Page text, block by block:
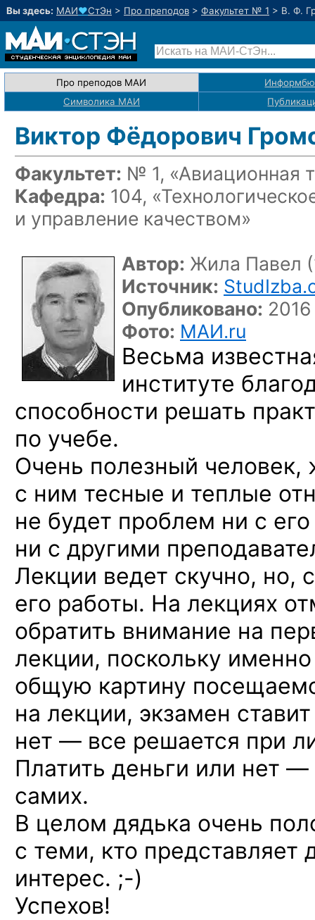
Вы здесь: МАИ♥СтЭн > Про преподов > Факультет № 1 > В. Ф.
Про преподов МАИ
Символика МАИ
Виктор Фёдорович
Факультет: № 1, «Авиационная
Кафедра: 104,
и управление качеством»
Автор: Жила Павел
Источник:
Опубликовано: 2016
Фото: МАИ.ru
Весьма
институте
способности решать
по учебе.
Очень полезный человек,
с ним тесные и теплые
не будет проблем ни с
ни с другими
Лекции ведет скучно, но,
его работы. На лекциях
обратить внимание на
лекции, поскольку
общую картину
на лекции, экзамен
нет — все решается при
Платить деньги или нет —
самих.
В целом дядька очень
с теми, кто представляет
интерес. ;-)
Успехов!